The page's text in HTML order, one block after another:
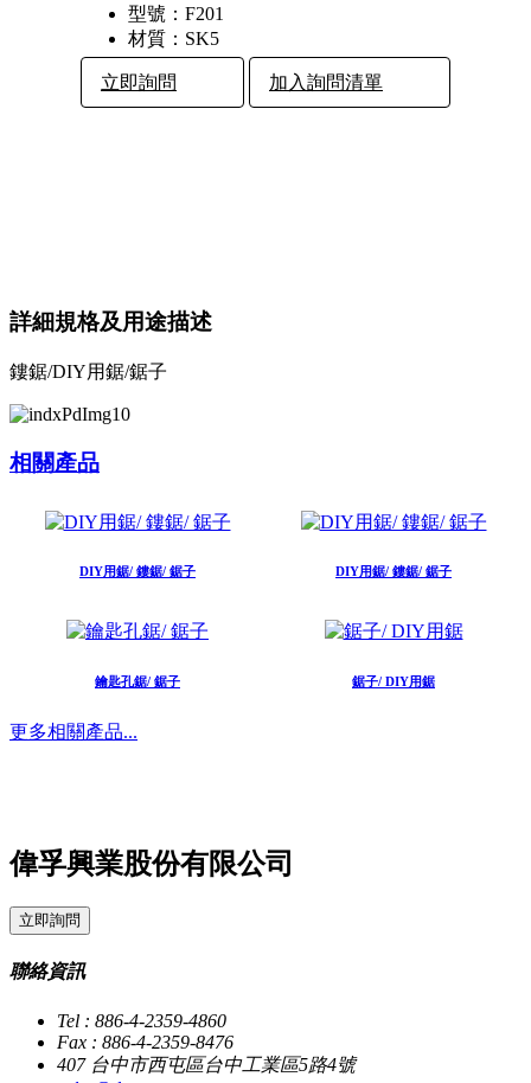
型號： F201
材質： SK5
立即詢問 加入詢問清單
詳細規格及用途描述
鏤鋸/DIY用鋸/鋸子
相關產品
DIY用鋸/ 鏤鋸/ 鋸子 DIY用鋸/ 鏤鋸/ 鋸子
鑰匙孔鋸/ 鋸子 鋸子/ DIY用鋸
更多相關產品...
偉孚興業股份有限公司
立即詢問
聯絡資訊
Tel : 886-4-2359-4860
Fax : 886-4-2359-8476
407 台中市西屯區台中工業區5路4號